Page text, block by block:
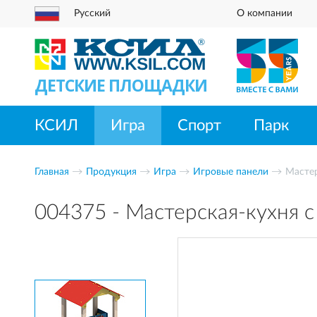
Русский О компании
ДЕТСКИЕ ПЛОЩАДКИ
КСИЛ Игра Спорт Парк
Главная Продукция Игра Игровые панели
004375 - Мастерская-кухня